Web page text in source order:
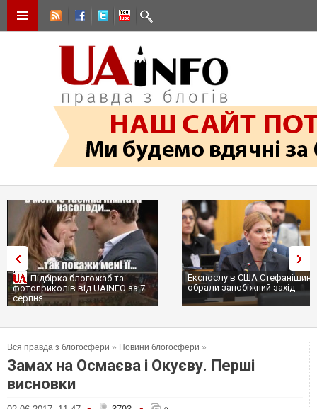
Підбірка блогожаб та
фотоприколів від UAINFO за 7
серпня
Експослу в США
обрали запобіжний захід
Вся правда з блогосфери » Новини блогосфери »
Замах на Осмаєва і Окуєву. Перші
висновки